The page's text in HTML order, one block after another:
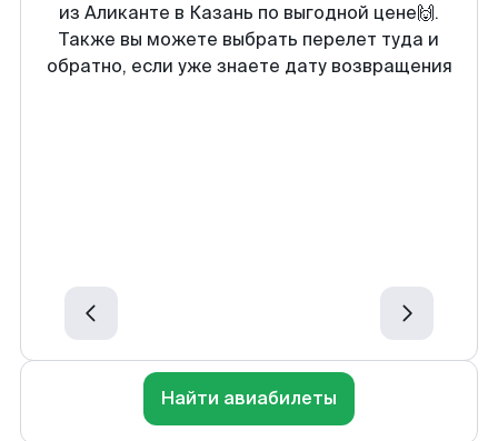
из Аликанте в Казань по выгодной цене🙌.
Также вы можете выбрать перелет туда и
обратно, если уже знаете дату возвращения
Найти авиабилеты